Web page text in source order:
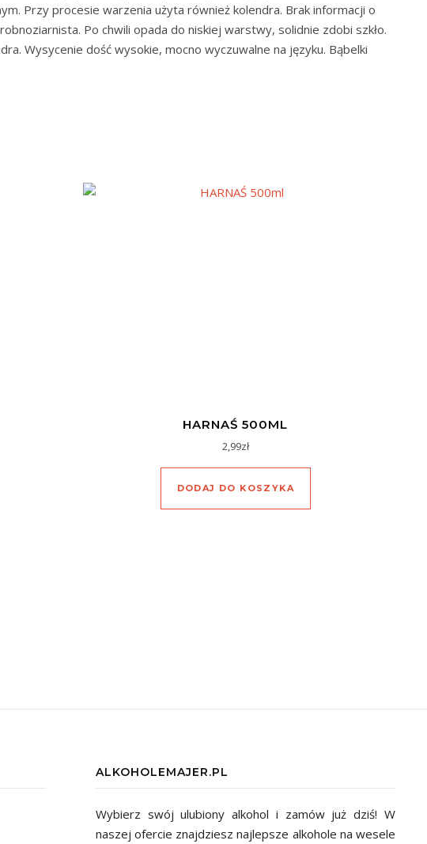
Przy procesie warzenia użyta również kolendra. Brak informacji o
Po chwili opada do niskiej warstwy, solidnie zdobi szkło.
Wysycenie dość wysokie, mocno wyczuwalne na języku. Bąbelki
HARNAŚ 500ML
2,99zł
DODAJ DO KOSZYKA
ALKOHOLEMAJER.PL
Wybierz swój ulubiony alkohol i zamów już dziś! W
naszej ofercie znajdziesz najlepsze alkohole na wesele